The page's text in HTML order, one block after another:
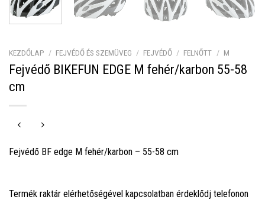
KEZDŐLAP / FEJVÉDŐ ÉS SZEMÜVEG / FEJVÉDŐ / FELNŐTT / M
Fejvédő BIKEFUN EDGE M fehér/karbon 55-58
cm
Fejvédő BF edge M fehér/karbon – 55-58 cm
Termék raktár elérhetőségével kapcsolatban érdeklődj telefonon